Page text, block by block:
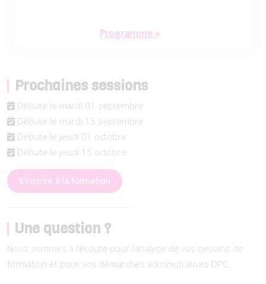
Programme »
Prochaines sessions
Débute le mardi 01 septembre
Débute le mardi 15 septembre
Débute le jeudi 01 octobre
Débute le jeudi 15 octobre
S'inscrire à la formation
Une question ?
Nous sommes à l’écoute pour l’analyse de vos besoins de
formation et pour vos démarches administratives DPC.